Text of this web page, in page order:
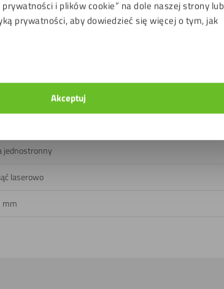
i plików cookie” na dole naszej strony lub
prywatności, aby dowiedzieć się więcej o tym, jak
Akceptuj
jednostronny
laserowo